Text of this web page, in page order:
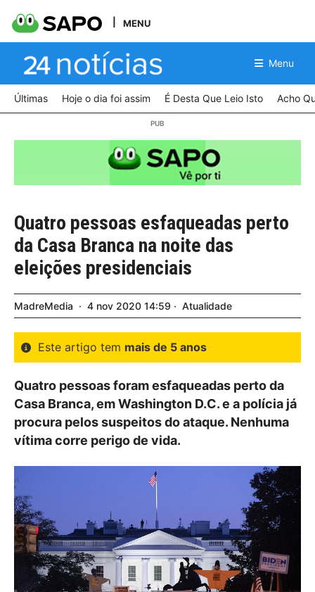
MENU
Menu
Últimas Hoje o dia foi assim É Desta Que Leio Isto Acho
Quatro pessoas esfaqueadas perto
da Casa Branca na noite das
eleições presidenciais
MadreMedia 4 nov 2020 14:59 Atualidade
Este artigo tem mais de 5 anos
Quatro pessoas foram esfaqueadas perto da
Casa Branca, em Washington D.C. e a polícia já
procura pelos suspeitos do ataque. Nenhuma
vítima corre perigo de vida.